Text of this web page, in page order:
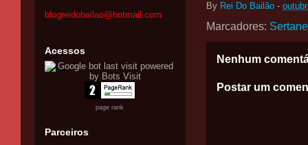
By Rei Do Bailão -
Marcadores:
Nenhum
Postar um
blogreidobailao@hotmail.com
Acessos
page rank
Parceiros